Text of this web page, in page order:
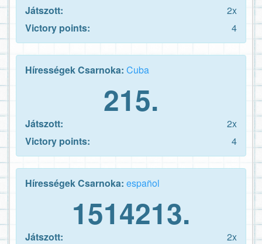
Játszott:
2x
Victory points:
4
Hírességek Csarnoka: Cuba
215.
Játszott:
2x
Victory points:
4
Hírességek Csarnoka: español
1514213.
Játszott:
2x